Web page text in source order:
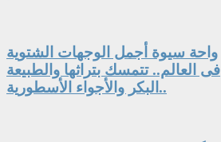
واحة سيوة أجمل الوجهات الشتوية
فى العالم.. تتمسك بتراثها والطبيعة
البكر والأجواء الأسطورية..